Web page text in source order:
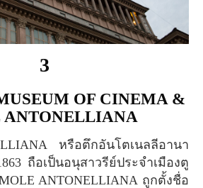
3
ANTONELLIANA
ถือเป็นอนุสาวรีย์ประจำเมืองตู
ANTONELLIANA ถูกตั้งชื่อ